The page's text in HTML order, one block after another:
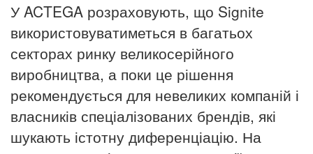
У ACTEGA розраховують, що Signite
використовуватиметься в багатьох
секторах ринку великосерійного
виробництва, а поки це рішення
рекомендується для невеликих компаній і
власників спеціалізованих брендів, які
шукають істотну диференціацію. На